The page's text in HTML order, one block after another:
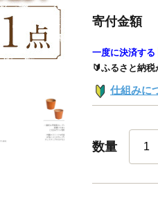
寄付金額
一度に決済する
🔰ふるさと納
仕組みに
数量